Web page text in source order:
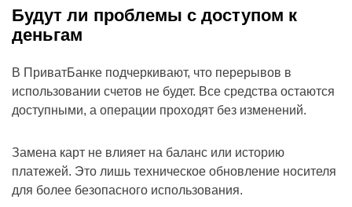
Будут ли проблемы с доступом к
деньгам
В ПриватБанке подчеркивают, что перерывов в
использовании счетов не будет. Все средства остаются
доступными, а операции проходят без изменений.
Замена карт не влияет на баланс или историю
платежей. Это лишь техническое обновление носителя
для более безопасного использования.